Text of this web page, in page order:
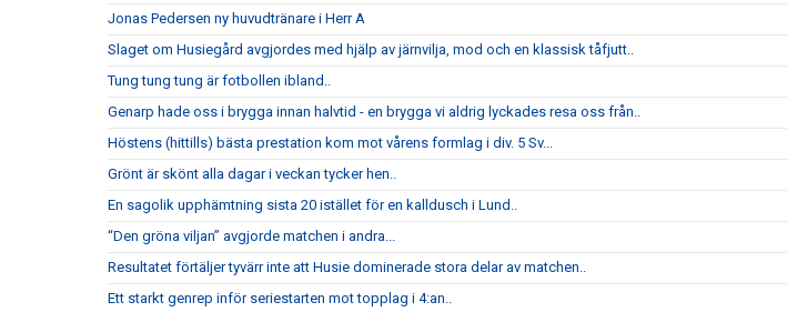
Jonas Pedersen ny huvudtränare i Herr A
Slaget om Husiegård avgjordes med hjälp av järnvilja, mod och en klassisk tåfjutt..
Tung tung tung är fotbollen ibland..
Genarp hade oss i brygga innan halvtid - en brygga vi aldrig lyckades resa oss från..
Höstens (hittills) bästa prestation kom mot vårens formlag i div. 5 Sv...
Grönt är skönt alla dagar i veckan tycker hen..
En sagolik upphämtning sista 20 istället för en kalldusch i Lund..
“Den gröna viljan” avgjorde matchen i andra...
Resultatet förtäljer tyvärr inte att Husie dominerade stora delar av matchen..
Ett starkt genrep inför seriestarten mot topplag i 4:an..